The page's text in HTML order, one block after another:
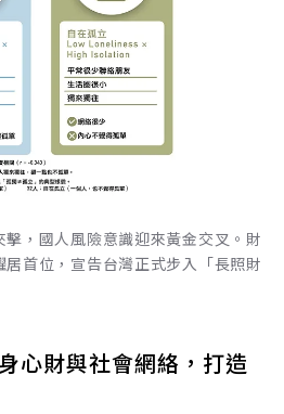
，國人風險意識迎來黃金交叉。財
首位，宣告台灣正式步入「長照財
心財與社會網絡，打造